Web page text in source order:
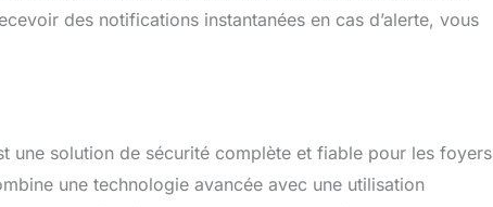
des notifications instantanées en cas d’alerte, vous
une solution de sécurité complète et fiable pour les foyers
une technologie avancée avec une utilisation